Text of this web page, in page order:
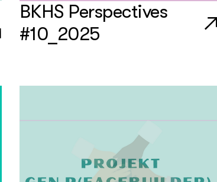
BKHS Perspectives
#10_2025